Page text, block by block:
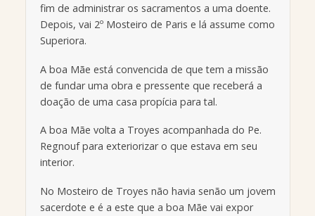
fim de administrar os sacramentos a uma doente.
Depois, vai 2º Mosteiro de Paris e lá assume como
Superiora.
A boa Mãe está convencida de que tem a missão
de fundar uma obra e pressente que receberá a
doação de uma casa propícia para tal.
A boa Mãe volta a Troyes acompanhada do Pe.
Regnouf para exteriorizar o que estava em seu
interior.
No Mosteiro de Troyes não havia senão um jovem
sacerdote e é a este que a boa Mãe vai expor